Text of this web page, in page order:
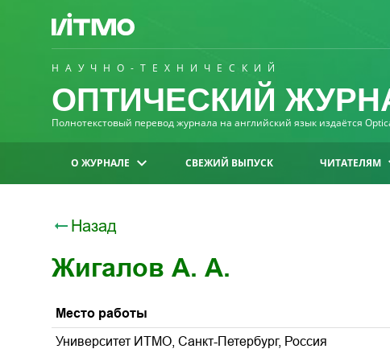
НАУЧНО-ТЕХНИЧЕСКИЙ
ОПТИЧЕСКИЙ
Полнотекстовый перевод журнала на английский язык издаётся
О ЖУРНАЛЕ СВЕЖИЙ ВЫПУСК ЧИТАТЕЛЯМ
Назад
Жигалов А. А.
Место работы
Университет ИТМО, Санкт-Петербург, Россия